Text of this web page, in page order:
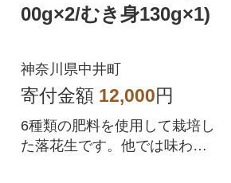
00g×2/むき身130g×1)
神奈川県中井町
寄付金額 12,000円
6種類の肥料を使用して栽培し
た落花生です。他では味わえ